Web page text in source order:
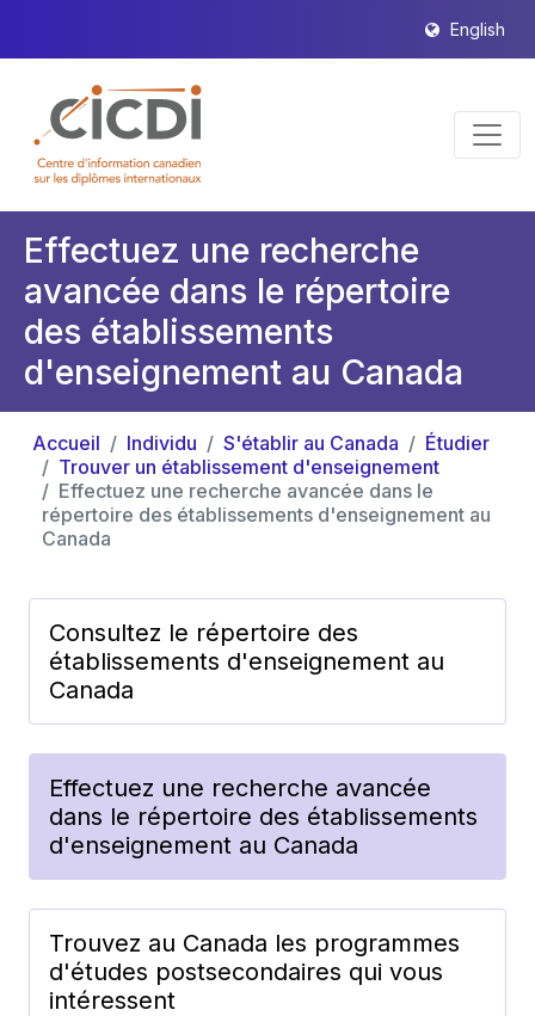
English
Effectuez une recherche
avancée dans le répertoire
des établissements
d'enseignement au Canada
Accueil Individu S'établir au Canada
Étudier
Trouver un établissement d'enseignement
Effectuez une recherche avancée dans le
répertoire des établissements d'enseignement au
Canada
Consultez le répertoire des
établissements d'enseignement au
Canada
Effectuez une recherche avancée
dans le répertoire des établissements
d'enseignement au Canada
Trouvez au Canada les programmes
d'études postsecondaires qui vous
intéressent